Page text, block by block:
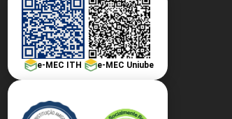
e-MEC ITH e-MEC Uniube